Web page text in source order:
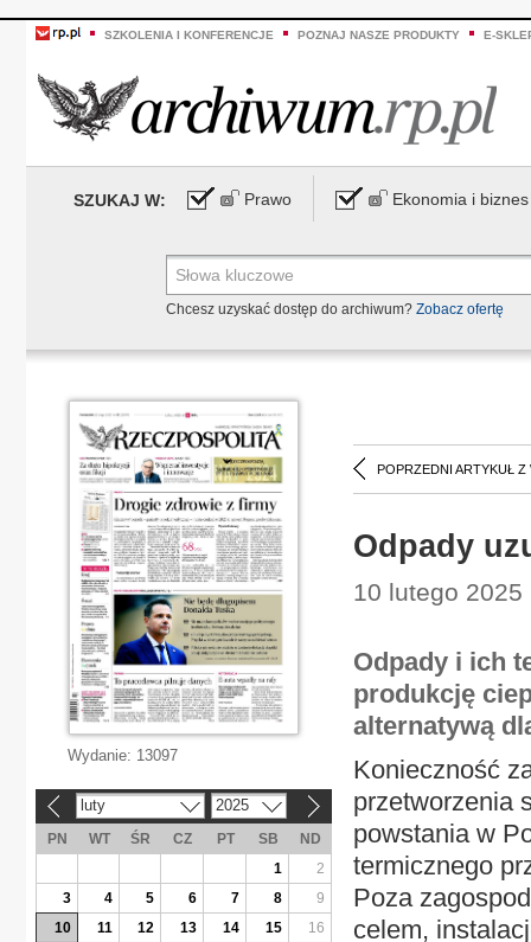
SZKOLENIA I KONFERENCJE POZNAJ NASZE PRODUKTY E-
SZUKAJ W: Prawo Ekonomia i biznes
Chcesz uzyskać dostęp do archiwum? Zobacz ofertę
POPRZEDNI ARTYKUŁ Z
Odpady
10 lutego 2025
Odpady i ich
produkcję
alternatywą
Konieczność
przetworzenia
powstania w
termicznego
Poza
celem,
Wydanie: 13097
luty 2025
PN WT ŚR CZ PT SB
ND
1
2
3
4 5 6 7 8
9
10
11 12 13 14 15
16